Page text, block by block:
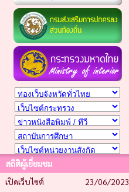
สถิติผู้เยี่ยมชม
เปิดเว็บไซต์
23/06/2023